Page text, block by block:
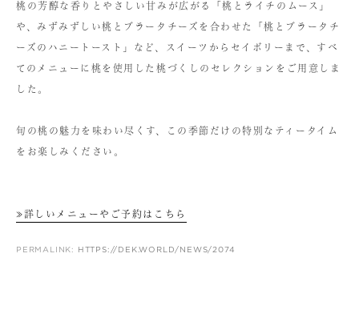
桃の芳醇な香りとやさしい甘みが広がる「桃とライチのムース」
や、みずみずしい桃とブラータチーズを合わせた「桃とブラータチ
ーズのハニートースト」など、スイーツからセイボリーまで、すべ
てのメニューに桃を使用した桃づくしのセレクションをご用意しま
した。
旬の桃の魅力を味わい尽くす、この季節だけの特別なティータイム
をお楽しみください。
≫詳しいメニューやご予約はこちら
PERMALINK: HTTPS://DEK.WORLD/NEWS/2074